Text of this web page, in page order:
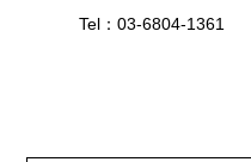
Tel：03-6804-1361